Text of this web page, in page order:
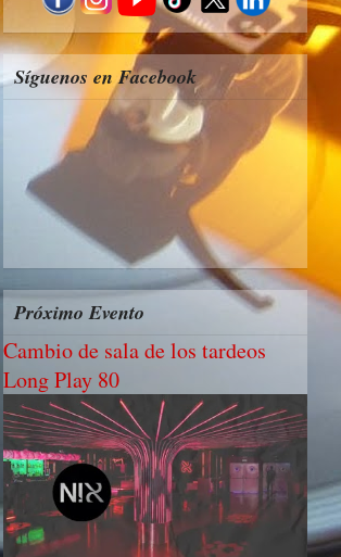
Síguenos en Facebook
Próximo Evento
Cambio de sala de los tardeos
Long Play 80